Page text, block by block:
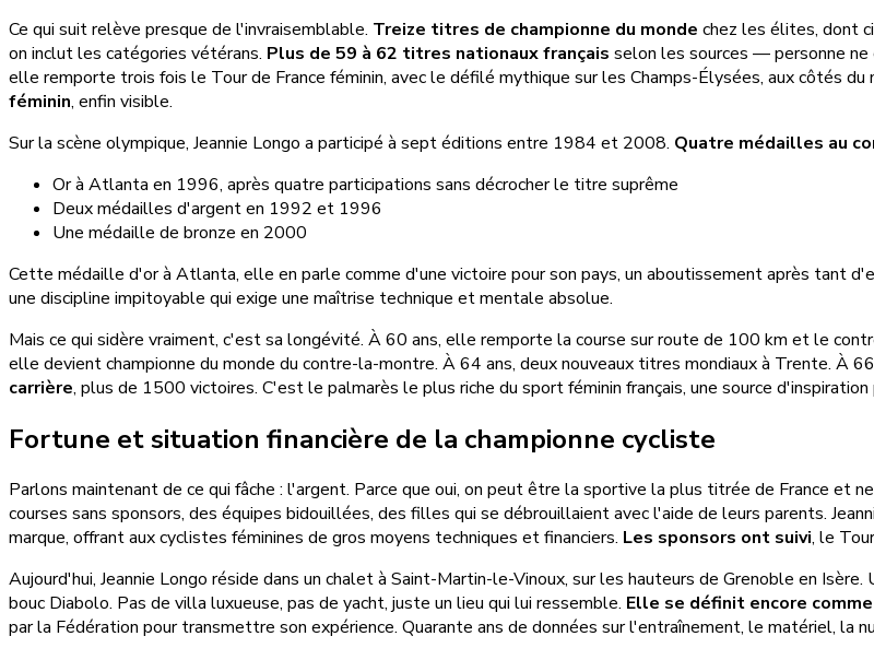
Ce qui suit relève presque de l'invraisemblable. Treize titres de championne du monde chez les élites, dont
on inclut les catégories vétérans. Plus de 59 à 62 titres nationaux français selon les sources — personne
elle remporte trois fois le Tour de France féminin, avec le défilé mythique sur les Champs-Élysées, aux côtés du
féminin, enfin visible.
Sur la scène olympique, Jeannie Longo a participé à sept éditions entre 1984 et 2008. Quatre médailles au
Or à Atlanta en 1996, après quatre participations sans décrocher le titre suprême
Deux médailles d'argent en 1992 et 1996
Une médaille de bronze en 2000
Cette médaille d'or à Atlanta, elle en parle comme d'une victoire pour son pays, un aboutissement après tant
une discipline impitoyable qui exige une maîtrise technique et mentale absolue.
Mais ce qui sidère vraiment, c'est sa longévité. À 60 ans, elle remporte la course sur route de 100 km et le
elle devient championne du monde du contre-la-montre. À 64 ans, deux nouveaux titres mondiaux à Trente. À
carrière, plus de 1500 victoires. C'est le palmarès le plus riche du sport féminin français, une source
Fortune et situation financière de la championne cycliste
Parlons maintenant de ce qui fâche : l'argent. Parce que oui, on peut être la sportive la plus titrée de France et
courses sans sponsors, des équipes bidouillées, des filles qui se débrouillaient avec l'aide de leurs parents.
marque, offrant aux cyclistes féminines de gros moyens techniques et financiers. Les sponsors ont suivi, le
Aujourd'hui, Jeannie Longo réside dans un chalet à Saint-Martin-le-Vinoux, sur les hauteurs de Grenoble en
bouc Diabolo. Pas de villa luxueuse, pas de yacht, juste un lieu qui lui ressemble. Elle se définit encore
par la Fédération pour transmettre son expérience. Quarante ans de données sur l'entraînement, le matériel, la